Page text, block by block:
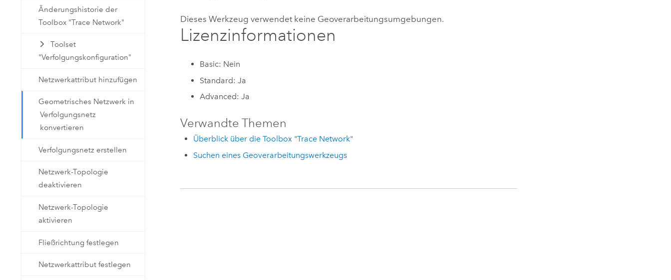
Änderungshistorie der
Toolbox "Trace Network"
Toolset
"Verfolgungskonfiguration"
Netzwerkattribut hinzufügen
Geometrisches Netzwerk in
Verfolgungsnetz
konvertieren
Verfolgungsnetz erstellen
Netzwerk-Topologie
deaktivieren
Netzwerk-Topologie
aktivieren
Fließrichtung festlegen
Netzwerkattribut festlegen
Dieses Werkzeug verwendet keine Geoverarbeitungsumgebungen.
Lizenzinformationen
Basic: Nein
Standard: Ja
Advanced: Ja
Verwandte Themen
Überblick über die Toolbox "Trace Network"
Suchen eines Geoverarbeitungswerkzeugs